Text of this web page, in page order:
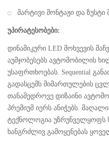
მარტივი მონტაჟი და ზუსტი
უპირატესობები:
დინამიკური LED მოხვევის
აუმჯობესებს ავტომობილის
უსაფრთხოებას. Sequential
გადასცემს მიმართულების
თანამედროვე დიზაინი
პრემიუმ იერს ანიჭებს.
ტექნოლოგია უზრუნველყოფს
ხანგრძლივ გამოყენებას